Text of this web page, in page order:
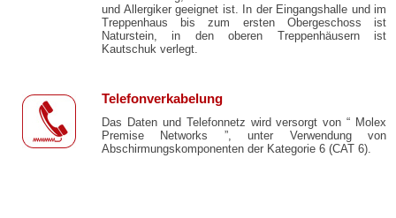
und Allergiker geeignet ist. In der Eingangshalle und im
Treppenhaus bis zum ersten Obergeschoss ist
Naturstein, in den oberen Treppenhäusern ist
Kautschuk verlegt.
Telefonverkabelung
Das Daten und Telefonnetz wird versorgt von “ Molex
Premise Networks ”, unter Verwendung von
Abschirmungskomponenten der Kategorie 6 (CAT 6).